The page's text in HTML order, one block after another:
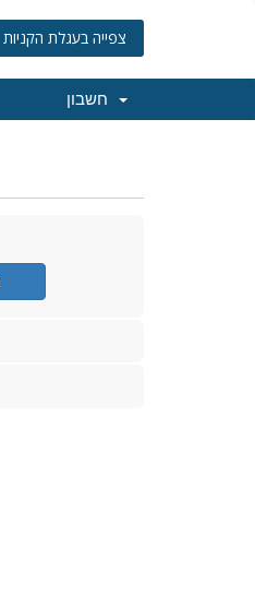
צפייה בעגלת הקניות